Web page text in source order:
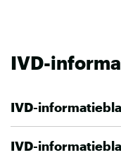
IVD-
IVD-
IVD-